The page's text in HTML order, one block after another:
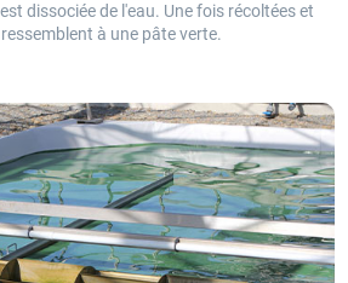
dissociée de l'eau. Une fois récoltées et
à une pâte verte.